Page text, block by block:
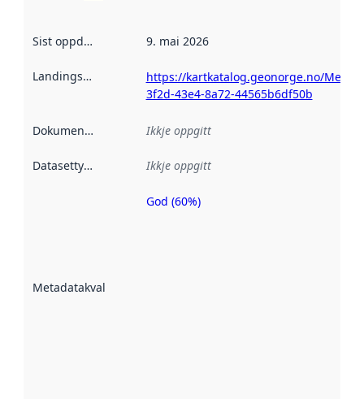
Sist oppdatert 9. mai 2026
Landingsside
https://kartkatalog.geonorge.no/
3f2d-43e4-8a72-44565b6df50b
Dokumentasjon Ikkje oppgitt
Datasettype Ikkje oppgitt
Metadatakvalitet
Metadatakvalitet
God (60%)